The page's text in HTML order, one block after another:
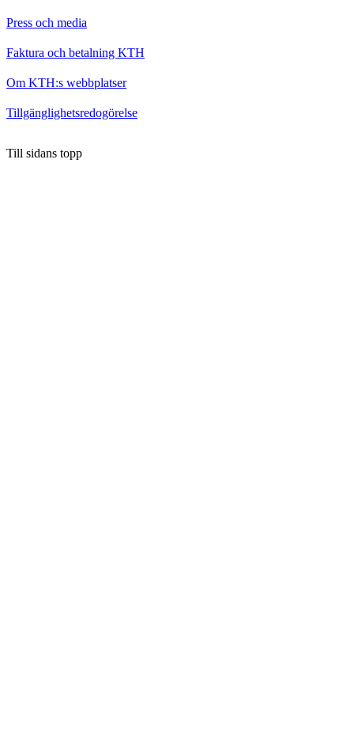
Press och media
Faktura och betalning KTH
Om KTH:s webbplatser
Tillgänglighetsredogörelse
Till sidans topp